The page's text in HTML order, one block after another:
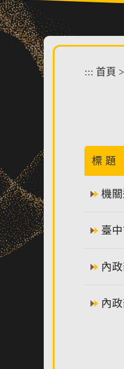
::: 首頁 >
標 題
機
臺
內
內